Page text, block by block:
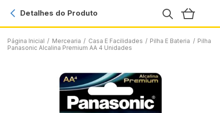
Página Inicial / Mercearia / Casa E Facilidades / Pilha E Bateria / Pilha
Panasonic Alcalina Premium AA 4 Unidades
Detalhes do Produto